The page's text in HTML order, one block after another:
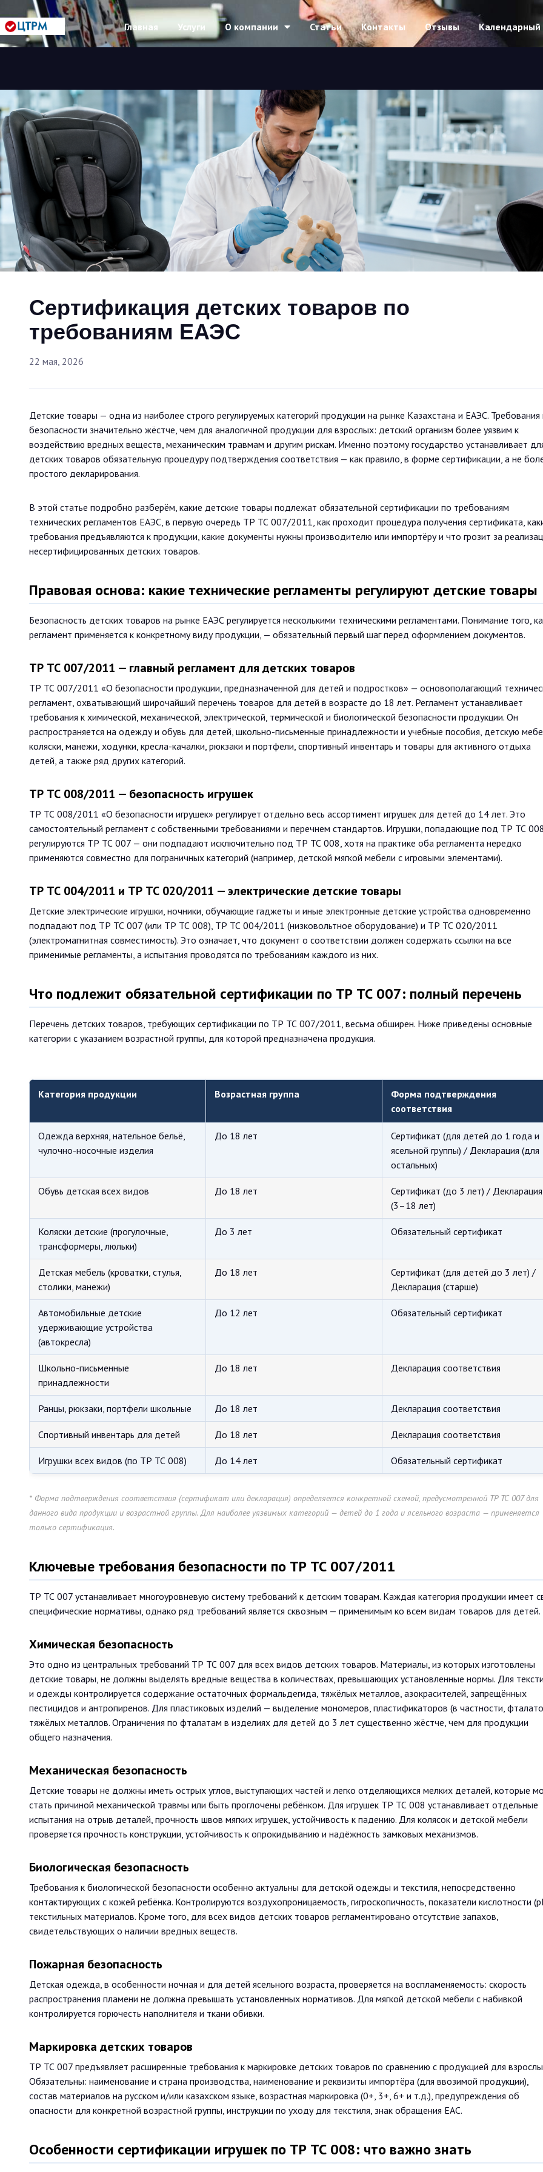
Главная Услуги О компании Статьи Контакты Отзывы Календарный
Сертификация детских товаров по
требованиям ЕАЭС
22 мая, 2026
Детские товары — одна из наиболее строго регулируемых категорий продукции на рынке Казахстана и ЕАЭС. Требования
безопасности значительно жёстче, чем для аналогичной продукции для взрослых: детский организм более уязвим к
воздействию вредных веществ, механическим травмам и другим рискам. Именно поэтому государство устанавливает
детских товаров обязательную процедуру подтверждения соответствия — как правило, в форме сертификации, а не
простого декларирования.
В этой статье подробно разберём, какие детские товары подлежат обязательной сертификации по требованиям
технических регламентов ЕАЭС, в первую очередь ТР ТС 007/2011, как проходит процедура получения сертификата,
требования предъявляются к продукции, какие документы нужны производителю или импортёру и что грозит за
несертифицированных детских товаров.
Правовая основа: какие технические регламенты регулируют детские товары
Безопасность детских товаров на рынке ЕАЭС регулируется несколькими техническими регламентами. Понимание того,
регламент применяется к конкретному виду продукции, — обязательный первый шаг перед оформлением документов.
ТР ТС 007/2011 — главный регламент для детских товаров
ТР ТС 007/2011 «О безопасности продукции, предназначенной для детей и подростков» — основополагающий
регламент, охватывающий широчайший перечень товаров для детей в возрасте до 18 лет. Регламент устанавливает
требования к химической, механической, электрической, термической и биологической безопасности продукции. Он
распространяется на одежду и обувь для детей, школьно-письменные принадлежности и учебные пособия, детскую
коляски, манежи, ходунки, кресла-качалки, рюкзаки и портфели, спортивный инвентарь и товары для активного отдыха
детей, а также ряд других категорий.
ТР ТС 008/2011 — безопасность игрушек
ТР ТС 008/2011 «О безопасности игрушек» регулирует отдельно весь ассортимент игрушек для детей до 14 лет. Это
самостоятельный регламент с собственными требованиями и перечнем стандартов. Игрушки, попадающие под ТР ТС
регулируются ТР ТС 007 — они подпадают исключительно под ТР ТС 008, хотя на практике оба регламента нередко
применяются совместно для пограничных категорий (например, детской мягкой мебели с игровыми элементами).
ТР ТС 004/2011 и ТР ТС 020/2011 — электрические детские товары
Детские электрические игрушки, ночники, обучающие гаджеты и иные электронные детские устройства одновременно
подпадают под ТР ТС 007 (или ТР ТС 008), ТР ТС 004/2011 (низковольтное оборудование) и ТР ТС 020/2011
(электромагнитная совместимость). Это означает, что документ о соответствии должен содержать ссылки на все
применимые регламенты, а испытания проводятся по требованиям каждого из них.
Что подлежит обязательной сертификации по ТР ТС 007: полный перечень
Перечень детских товаров, требующих сертификации по ТР ТС 007/2011, весьма обширен. Ниже приведены основные
категории с указанием возрастной группы, для которой предназначена продукция.
Категория продукции Возрастная группа
Форма подтверждения
соответствия
Одежда верхняя, нательное бельё,
чулочно-носочные изделия
До 18 лет
Сертификат (для детей до 1 года и
ясельной группы) / Декларация (для
остальных)
Обувь детская всех видов До 18 лет
Сертификат (до 3 лет) / Декларация
(3–18 лет)
Коляски детские (прогулочные,
трансформеры, люльки)
До 3 лет Обязательный сертификат
Детская мебель (кроватки, стулья,
столики, манежи)
До 18 лет
Сертификат (для детей до 3 лет) /
Декларация (старше)
Автомобильные детские
удерживающие устройства
(автокресла)
До 12 лет Обязательный сертификат
Школьно-письменные
принадлежности
До 18 лет Декларация соответствия
Ранцы, рюкзаки, портфели школьные До 18 лет Декларация соответствия
Спортивный инвентарь для детей До 18 лет Декларация соответствия
Игрушки всех видов (по ТР ТС 008) До 14 лет Обязательный сертификат
* Форма подтверждения соответствия (сертификат или декларация) определяется конкретной схемой, предусмотренной ТР ТС 007 для
данного вида продукции и возрастной группы. Для наиболее уязвимых категорий — детей до 1 года и ясельного возраста — применяется
только сертификация.
Ключевые требования безопасности по ТР ТС 007/2011
ТР ТС 007 устанавливает многоуровневую систему требований к детским товарам. Каждая категория продукции имеет
специфические нормативы, однако ряд требований является сквозным — применимым ко всем видам товаров для детей.
Химическая безопасность
Это одно из центральных требований ТР ТС 007 для всех видов детских товаров. Материалы, из которых изготовлены
детские товары, не должны выделять вредные вещества в количествах, превышающих установленные нормы. Для
и одежды контролируется содержание остаточных формальдегида, тяжёлых металлов, азокрасителей, запрещённых
пестицидов и антропиренов. Для пластиковых изделий — выделение мономеров, пластификаторов (в частности,
тяжёлых металлов. Ограничения по фталатам в изделиях для детей до 3 лет существенно жёстче, чем для продукции
общего назначения.
Механическая безопасность
Детские товары не должны иметь острых углов, выступающих частей и легко отделяющихся мелких деталей, которые
стать причиной механической травмы или быть проглочены ребёнком. Для игрушек ТР ТС 008 устанавливает отдельные
испытания на отрыв деталей, прочность швов мягких игрушек, устойчивость к падению. Для колясок и детской мебели
проверяется прочность конструкции, устойчивость к опрокидыванию и надёжность замковых механизмов.
Биологическая безопасность
Требования к биологической безопасности особенно актуальны для детской одежды и текстиля, непосредственно
контактирующих с кожей ребёнка. Контролируются воздухопроницаемость, гигроскопичность, показатели кислотности
текстильных материалов. Кроме того, для всех видов детских товаров регламентировано отсутствие запахов,
свидетельствующих о наличии вредных веществ.
Пожарная безопасность
Детская одежда, в особенности ночная и для детей ясельного возраста, проверяется на воспламеняемость: скорость
распространения пламени не должна превышать установленных нормативов. Для мягкой детской мебели с набивкой
контролируется горючесть наполнителя и ткани обивки.
Маркировка детских товаров
ТР ТС 007 предъявляет расширенные требования к маркировке детских товаров по сравнению с продукцией для
Обязательны: наименование и страна производства, наименование и реквизиты импортёра (для ввозимой продукции),
состав материалов на русском и/или казахском языке, возрастная маркировка (0+, 3+, 6+ и т.д.), предупреждения об
опасности для конкретной возрастной группы, инструкции по уходу для текстиля, знак обращения ЕАС.
Особенности сертификации игрушек по ТР ТС 008: что важно знать